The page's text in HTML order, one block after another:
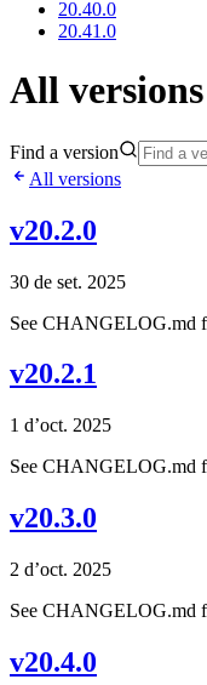
20.40.0
20.41.0
All
Find a version
All versions
v20.2.0
30 de set. 2025
See CHANGELOG.md
v20.2.1
1 d’oct. 2025
See CHANGELOG.md
v20.3.0
2 d’oct. 2025
See CHANGELOG.md
v20.4.0